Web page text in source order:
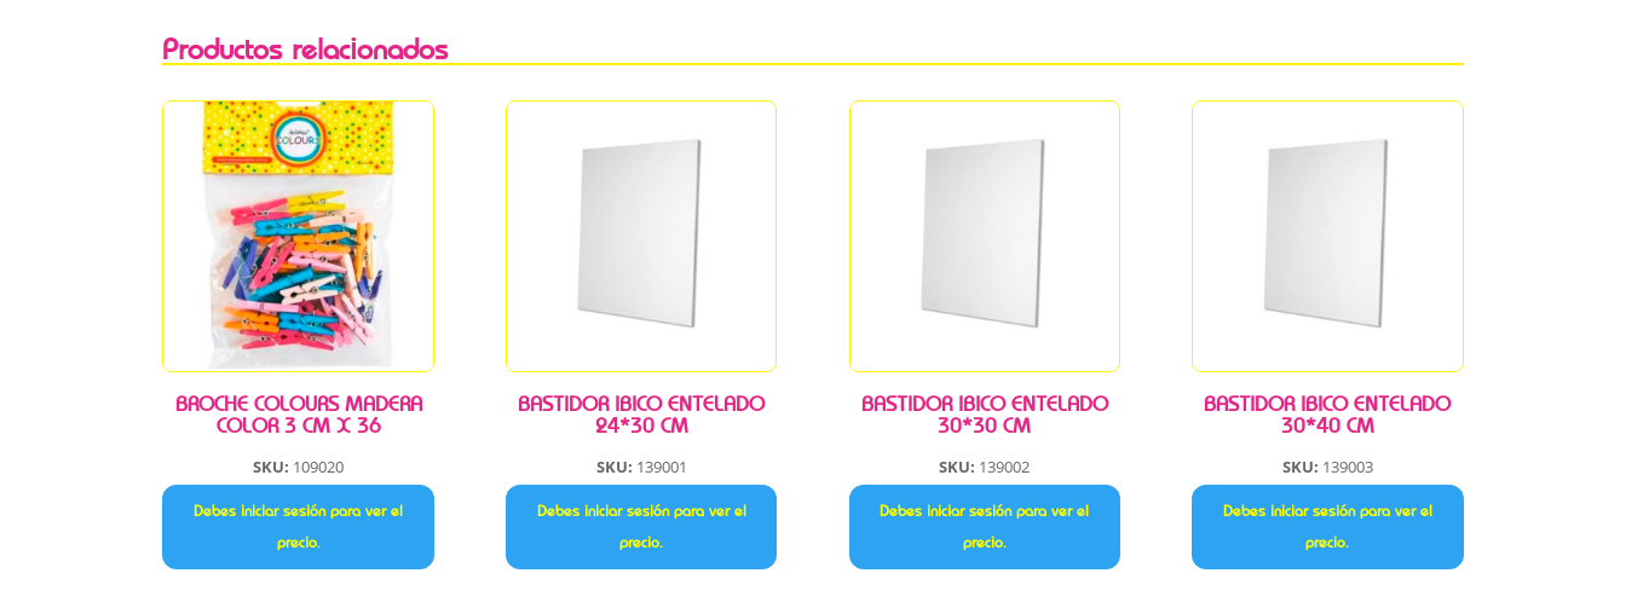
Productos relacionados
BROCHE COLOURS MADERA
COLOR 3 CM X 36
SKU: 109020
Debes iniciar sesión para ver el
precio.
BASTIDOR IBICO ENTELADO
24*30 CM
SKU: 139001
Debes iniciar sesión para ver el
precio.
BASTIDOR IBICO ENTELADO
30*30 CM
SKU: 139002
Debes iniciar sesión para ver el
precio.
BASTIDOR IBICO ENTELADO
30*40 CM
SKU: 139003
Debes iniciar sesión para ver el
precio.